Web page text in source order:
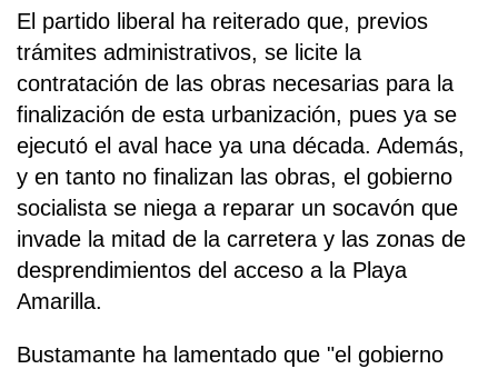
El partido liberal ha reiterado que, previos
trámites administrativos, se licite la
contratación de las obras necesarias para la
finalización de esta urbanización, pues ya se
ejecutó el aval hace ya una década. Además,
y en tanto no finalizan las obras, el gobierno
socialista se niega a reparar un socavón que
invade la mitad de la carretera y las zonas de
desprendimientos del acceso a la Playa
Amarilla.
Bustamante ha lamentado que "el gobierno